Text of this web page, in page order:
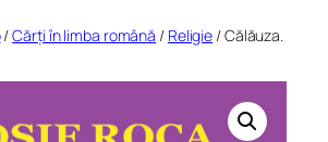
/Cărți în limba română / Religie / Călăuza.